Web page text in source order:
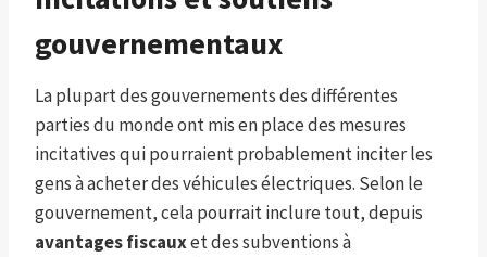
gouvernementaux
La plupart des gouvernements des différentes
parties du monde ont mis en place des mesures
incitatives qui pourraient probablement inciter les
gens à acheter des véhicules électriques. Selon le
gouvernement, cela pourrait inclure tout, depuis
avantages fiscauxet des subventions à